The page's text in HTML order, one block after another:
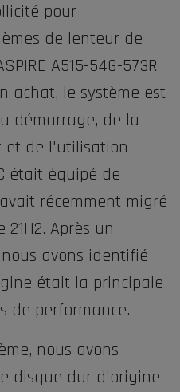
pour
de lenteur de
A515-54G-573R
achat, le système est
démarrage, de la
et de l'utilisation
était équipé de
récemment migré
21H2. Après un
avons identifié
était la principale
de performance.
nous avons
disque dur d'origine